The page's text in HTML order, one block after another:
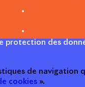
protection des
de navigation
cookies ».